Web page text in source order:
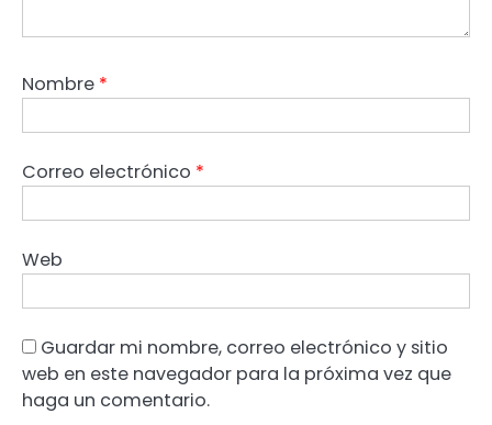
Nombre *
Correo electrónico *
Web
Guardar mi nombre, correo electrónico y sitio
web en este navegador para la próxima vez que
haga un comentario.